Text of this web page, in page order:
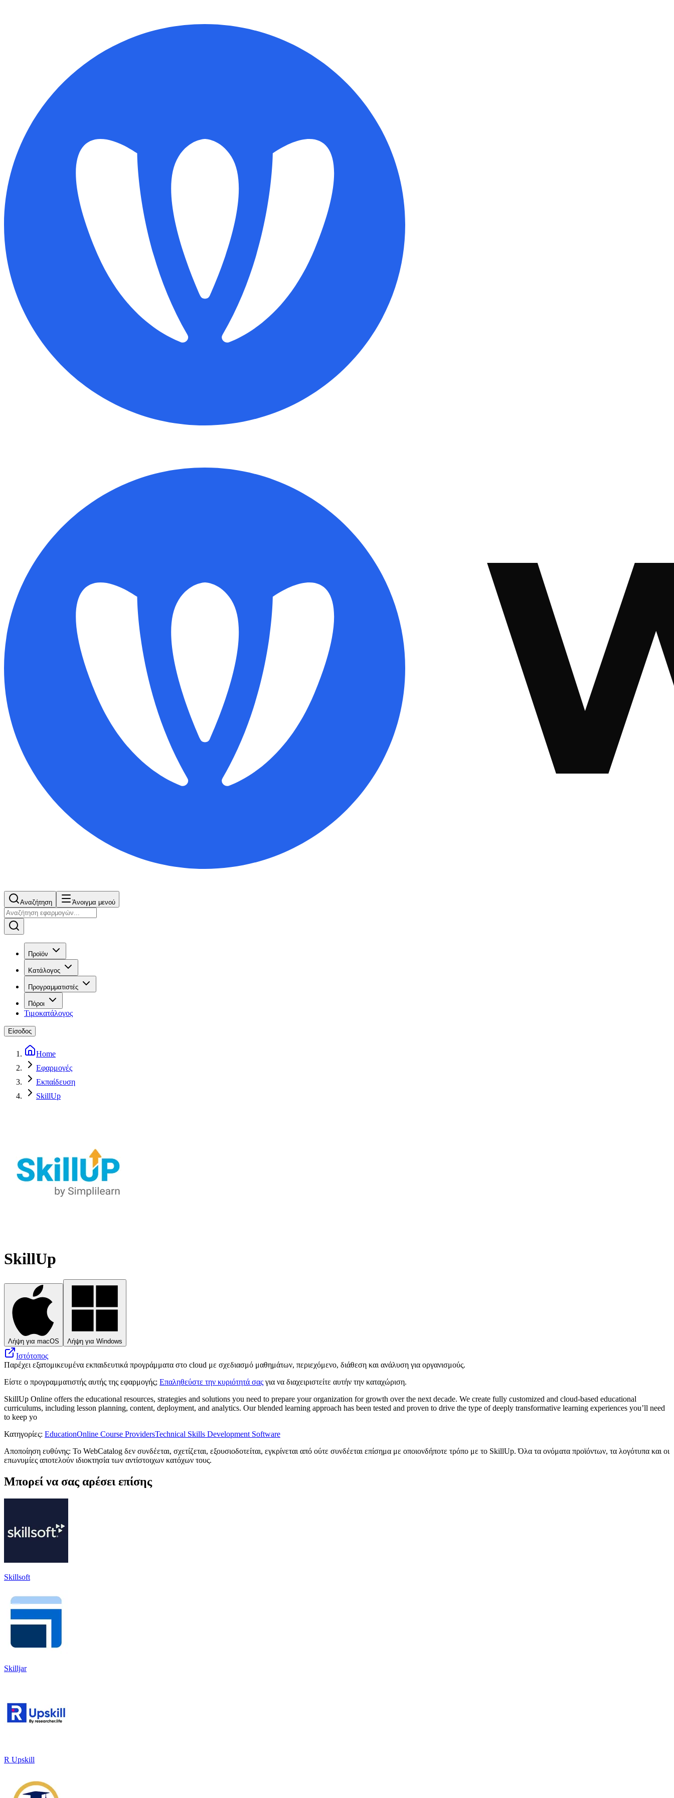
Αναζήτηση Άνοιγμα μενού
Προϊόν
Κατάλογος
Προγραμματιστές
Πόροι
Τιμοκατάλογος
Είσοδος
Home
Εφαρμογές
Εκπαίδευση
SkillUp
SkillUp
Λήψη για macOS Λήψη για Windows
Ιστότοπος
Παρέχει εξατομικευμένα εκπαιδευτικά προγράμματα στο cloud με σχεδιασμό μαθημάτων, περιεχόμενο, διάθεση και ανάλυση για οργανισμούς.
Είστε ο προγραμματιστής αυτής της εφαρμογής; Επαληθεύστε την κυριότητά σας για να διαχειριστείτε αυτήν την καταχώριση.
SkillUp Online offers the educational resources, strategies and solutions you need to prepare your organization for growth over the next decade. We create fully customized and cloud-based educational
curriculums, including lesson planning, content, deployment, and analytics. Our blended learning approach has been tested and proven to drive the type of deeply transformative learning experiences you’ll need
to keep yo
Κατηγορίες: EducationOnline Course ProvidersTechnical Skills Development Software
Αποποίηση ευθύνης: Το WebCatalog δεν συνδέεται, σχετίζεται, εξουσιοδοτείται, εγκρίνεται από ούτε συνδέεται επίσημα με οποιονδήποτε τρόπο με το SkillUp. Όλα τα ονόματα προϊόντων, τα λογότυπα και οι
επωνυμίες αποτελούν ιδιοκτησία των αντίστοιχων κατόχων τους.
Μπορεί να σας αρέσει επίσης
Skillsoft
Skilljar
R Upskill